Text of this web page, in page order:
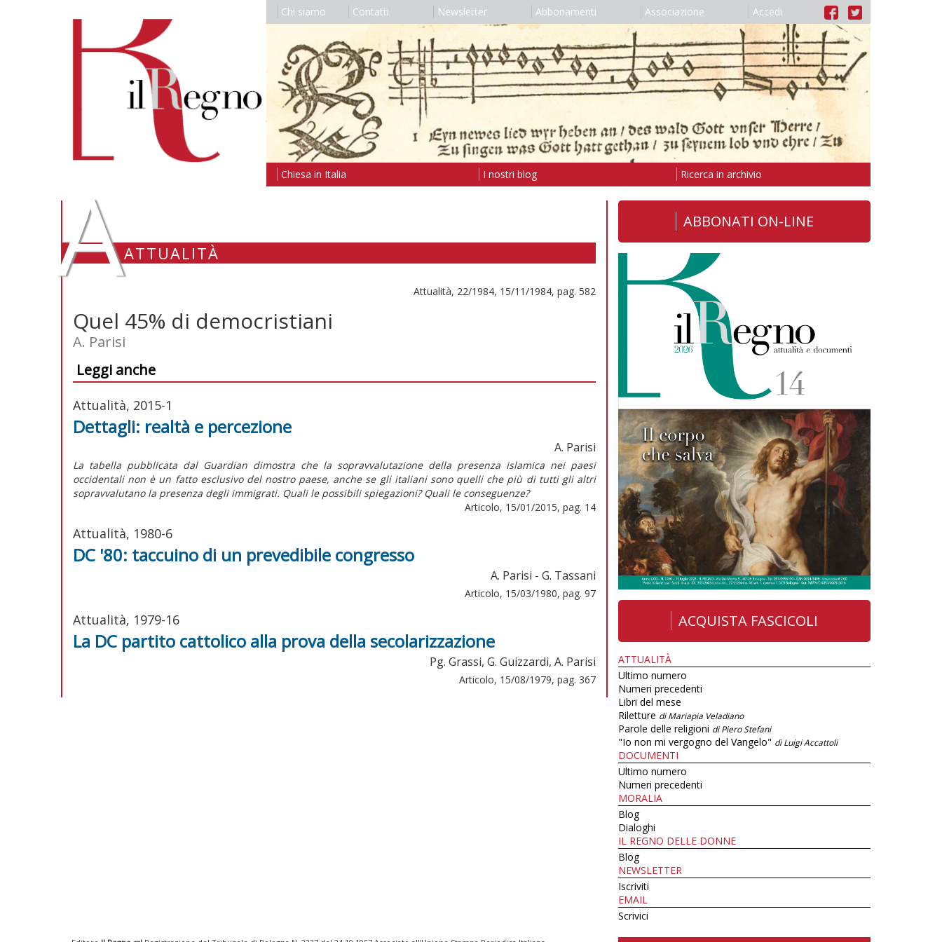
Chi siamo Contatti Newsletter Abbonamenti Associazione Accedi
Chiesa in Italia I nostri blog Ricerca in archivio
AATTUALITÀ
Attualità, 22/1984, 15/11/1984, pag. 582
Quel 45% di democristiani
A. Parisi
Leggi anche
Attualità, 2015-1
Dettagli: realtà e percezione
A. Parisi
La tabella pubblicata dal Guardian dimostra che la sopravvalutazione della presenza islamica nei paesi
occidentali non è un fatto esclusivo del nostro paese, anche se gli italiani sono quelli che più di tutti gli altri
sopravvalutano la presenza degli immigrati. Quali le possibili spiegazioni? Quali le conseguenze?
Articolo, 15/01/2015, pag. 14
Attualità, 1980-6
DC '80: taccuino di un prevedibile congresso
A. Parisi - G. Tassani
Articolo, 15/03/1980, pag. 97
Attualità, 1979-16
La DC partito cattolico alla prova della secolarizzazione
Pg. Grassi, G. Guizzardi, A. Parisi
Articolo, 15/08/1979, pag. 367
ABBONATI ON-LINE
ACQUISTA FASCICOLI
ATTUALITÀ
Ultimo numero
Numeri precedenti
Libri del mese
Riletture di Mariapia Veladiano
Parole delle religioni di Piero Stefani
"Io non mi vergogno del Vangelo" di Luigi Accattoli
DOCUMENTI
Ultimo numero
Numeri precedenti
MORALIA
Blog
Dialoghi
IL REGNO DELLE DONNE
Blog
NEWSLETTER
Iscriviti
EMAIL
Scrivici